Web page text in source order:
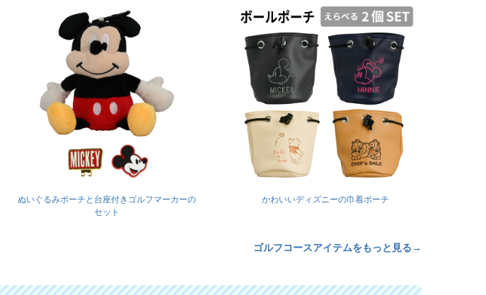
ぬいぐるみポーチと台座付きゴルフマーカーの
セット
かわいいディズニーの巾着ポーチ
ゴルフコースアイテムをもっと見る→